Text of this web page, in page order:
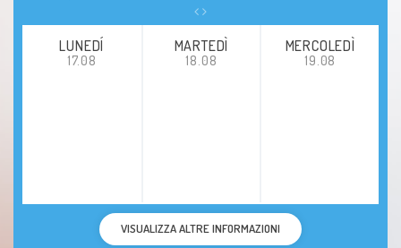
LUNEDÍ
17.08
MARTEDÌ
18.08
MERCOLEDÌ
19.08
VISUALIZZA ALTRE INFORMAZIONI